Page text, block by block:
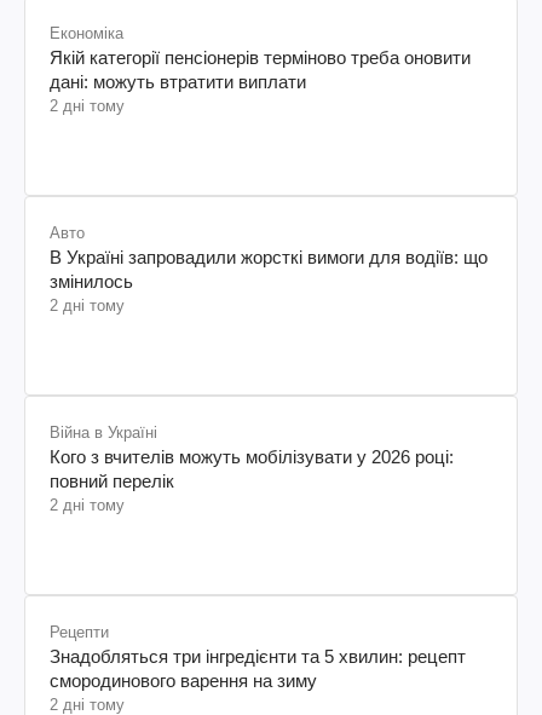
Економіка
Якій категорії пенсіонерів терміново треба оновити
дані: можуть втратити виплати
2 дні тому
Авто
В Україні запровадили жорсткі вимоги для водіїв: що
змінилось
2 дні тому
Війна в Україні
Кого з вчителів можуть мобілізувати у 2026 році:
повний перелік
2 дні тому
Рецепти
Знадобляться три інгредієнти та 5 хвилин: рецепт
смородинового варення на зиму
2 дні тому